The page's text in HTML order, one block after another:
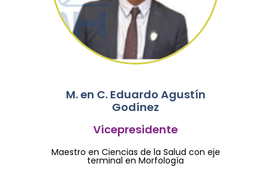
M. en C. Eduardo Agustín
Godínez
Vicepresidente
Maestro en Ciencias de la Salud con eje
terminal en Morfología